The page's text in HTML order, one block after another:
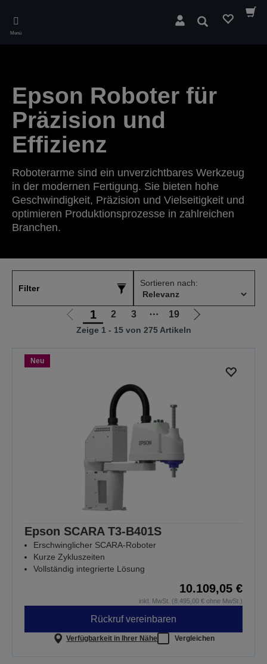
main
Menü
Suchen
Epson Roboter für
Präzision und
Effizienz
Roboterarme sind ein unverzichtbares Werkzeug
in der modernen Fertigung. Sie bieten hohe
Geschwindigkeit, Präzision und Vielseitigkeit und
optimieren Produktionsprozesse in zahlreichen
Branchen.
Filter
Sortieren nach:
Zur
vorherigen
1 2 3 ⋯ 19
Zur
Zeige 1 - 15 von 275 Artikeln
Neu
Epson SCARA T3-B401S
Erschwinglicher SCARA-Roboter
Kurze Zykluszeiten
Vollständig integrierte Lösung
10.109,05 €
inkl. MwSt. (8.495,00 € ohne MwSt.)
Rückruf vereinbaren
Verfügbarkeit in Ihrer Nähe Vergleichen